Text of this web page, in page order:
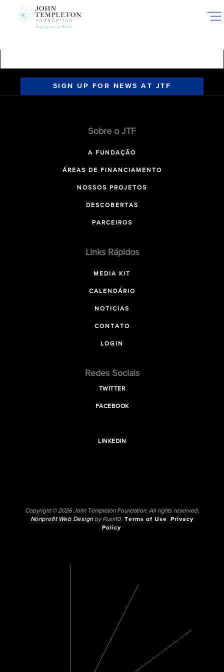
SIGN UP FOR NEWS AT JTF
Sobre o JTF
A FUNDAÇÃO
ÁREAS DE FINANCIAMENTO
NOSSOS PROJETOS
DESCOBERTAS
PARCEIROS
Links Rápidos
MEDIA KIT
CALENDÁRIO
NOTICIAS
CONTATO
LOGIN
Redes Sociais
TWITTER
FACEBOOK
LINKEDIN
Copyright © 2026 John Templeton Foundation. All rights reserved.
Nonprofit Web Designby Push10. Terms of Use
Privacy
Policy